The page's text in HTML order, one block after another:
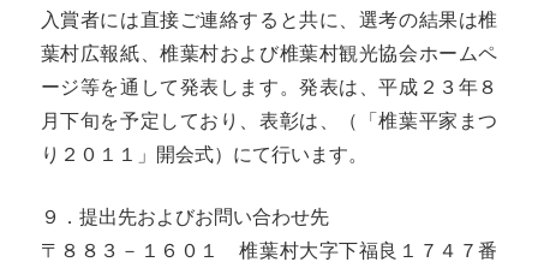
入賞者には直接ご連絡すると共に、選考の結果は椎
葉村広報紙、椎葉村および椎葉村観光協会ホームペ
ージ等を通して発表します。発表は、平成２３年８
月下旬を予定しており、表彰は、（「椎葉平家まつ
り２０１１」開会式）にて行います。
９．提出先およびお問い合わせ先
〒８８３－１６０１ 椎葉村大字下福良１７４７番